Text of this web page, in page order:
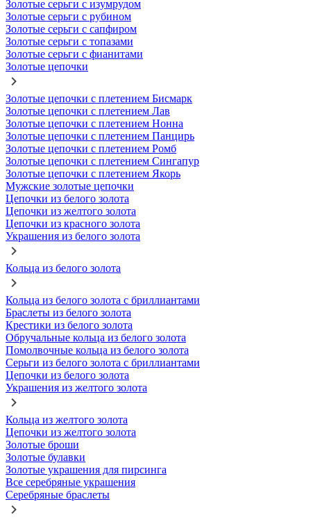
Золотые серьги с изумрудом
Золотые серьги с рубином
Золотые серьги с сапфиром
Золотые серьги с топазами
Золотые серьги с фианитами
Золотые цепочки
Золотые цепочки с плетением Бисмарк
Золотые цепочки с плетением Лав
Золотые цепочки с плетением Нонна
Золотые цепочки с плетением Панцирь
Золотые цепочки с плетением Ромб
Золотые цепочки с плетением Сингапур
Золотые цепочки с плетением Якорь
Мужские золотые цепочки
Цепочки из белого золота
Цепочки из желтого золота
Цепочки из красного золота
Украшения из белого золота
Кольца из белого золота
Кольца из белого золота с бриллиантами
Браслеты из белого золота
Крестики из белого золота
Обручальные кольца из белого золота
Помолвочные кольца из белого золота
Серьги из белого золота с бриллиантами
Цепочки из белого золота
Украшения из желтого золота
Кольца из желтого золота
Цепочки из желтого золота
Золотые броши
Золотые булавки
Золотые украшения для пирсинга
Все серебряные украшения
Серебряные браслеты